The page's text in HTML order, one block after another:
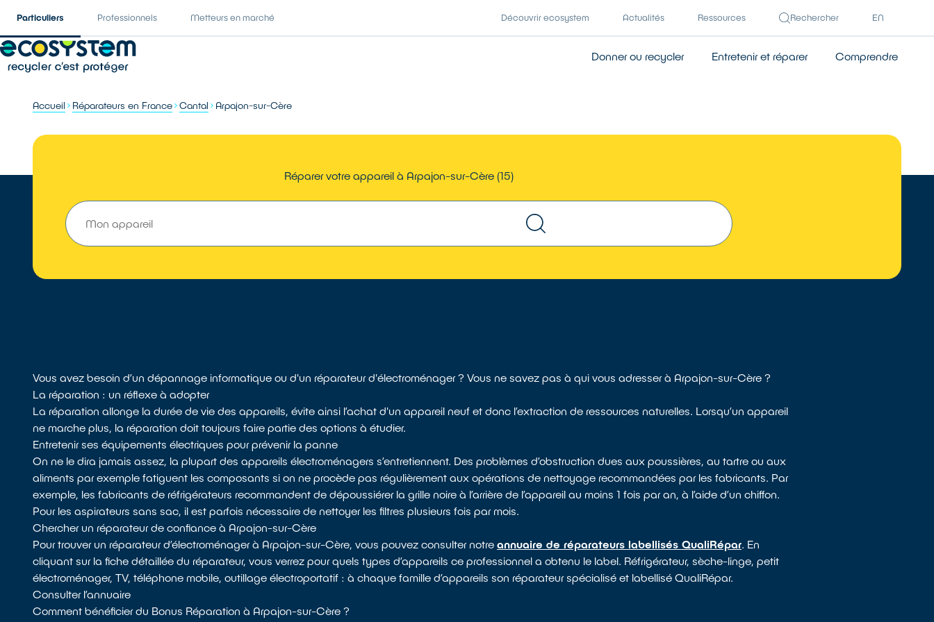
Particuliers Professionnels Metteurs en marché Découvrir ecosystem Actualités Ressources Rechercher EN
Donner ou recycler Entretenir et réparer Comprendre
Accueil Réparateurs en France Cantal Arpajon-sur-Cère
Réparer votre appareil à Arpajon-sur-Cère (15)
Vous avez besoin d’un dépannage informatique ou d'un réparateur d'électroménager ? Vous ne savez pas à qui vous adresser à Arpajon-sur-Cère ?
La réparation : un réflexe à adopter
La réparation allonge la durée de vie des appareils, évite ainsi l’achat d'un appareil neuf et donc l’extraction de ressources naturelles. Lorsqu’un appareil
ne marche plus, la réparation doit toujours faire partie des options à étudier.
Entretenir ses équipements électriques pour prévenir la panne
On ne le dira jamais assez, la plupart des appareils électroménagers s’entretiennent. Des problèmes d’obstruction dues aux poussières, au tartre ou aux
aliments par exemple fatiguent les composants si on ne procède pas régulièrement aux opérations de nettoyage recommandées par les fabricants. Par
exemple, les fabricants de réfrigérateurs recommandent de dépoussiérer la grille noire à l’arrière de l’appareil au moins 1 fois par an, à l’aide d’un chiffon.
Pour les aspirateurs sans sac, il est parfois nécessaire de nettoyer les filtres plusieurs fois par mois.
Chercher un réparateur de confiance à Arpajon-sur-Cère
Pour trouver un réparateur d’électroménager à Arpajon-sur-Cère, vous pouvez consulter notreannuaire de réparateurs labellisés QualiRépar. En
cliquant sur la fiche détaillée du réparateur, vous verrez pour quels types d’appareils ce professionnel a obtenu le label. Réfrigérateur, sèche-linge, petit
électroménager, TV, téléphone mobile, outillage électroportatif : à chaque famille d’appareils son réparateur spécialisé et labellisé QualiRépar.
Consulter l’annuaire
Comment bénéficier du Bonus Réparation à Arpajon-sur-Cère ?